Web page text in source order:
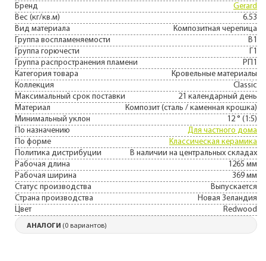
Бренд
Gerard
Вес (кг/кв.м)
6.53
Вид материала
Композитная черепица
Группа воспламеняемости
В1
Группа горючести
Г1
Группа распространения пламени
РП1
Категория товара
Кровельные материалы
Коллекция
Classic
Максимальный срок поставки
21 календарный день
Материал
Композит (сталь / каменная крошка)
Минимальный уклон
12 ° (1:5)
По назначению
Для частного дома
По форме
Классическая керамика
Политика дистрибуции
В наличии на центральных складах
Рабочая длина
1265 мм
Рабочая ширина
369 мм
Статус производства
Выпускается
Страна производства
Новая Зеландия
Цвет
Redwood
АНАЛОГИ (0 вариантов)